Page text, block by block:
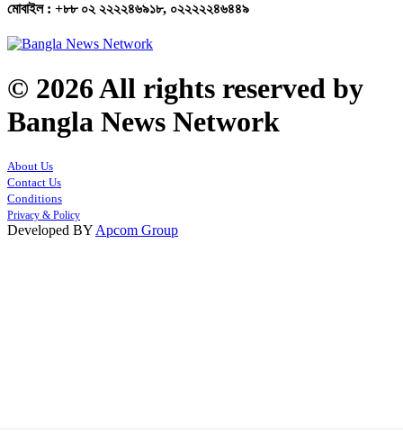
মোবাইল : +৮৮ ০২ ২২২২৪৬৯১৮, ০২২২২২৪৬৪৪৯
© 2026 All rights reserved by
Bangla News Network
About Us
Contact Us
Conditions
Privacy & Policy
Developed BY Apcom Group